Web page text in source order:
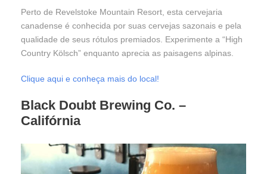
Perto de Revelstoke Mountain Resort, esta cervejaria
canadense é conhecida por suas cervejas sazonais e pela
qualidade de seus rótulos premiados. Experimente a “High
Country Kölsch” enquanto aprecia as paisagens alpinas.
Clique aqui e conheça mais do local!
Black Doubt Brewing Co. –
Califórnia